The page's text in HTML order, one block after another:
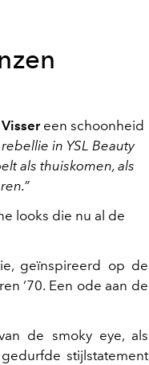
een schoonheid
in YSL Beauty
als thuiskomen, als
looks die nu al de
geïnspireerd op de
‘70. Een ode aan de
de smoky eye, als
stijlstatement